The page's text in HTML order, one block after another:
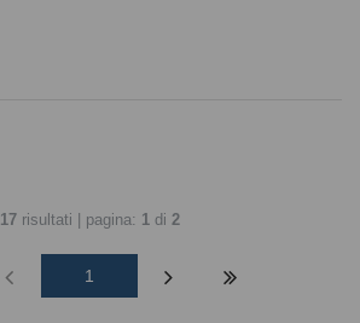
17risultati | pagina: 1 di 2
1